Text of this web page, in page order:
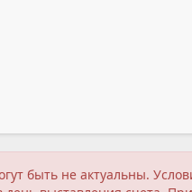
быть не актуальны.